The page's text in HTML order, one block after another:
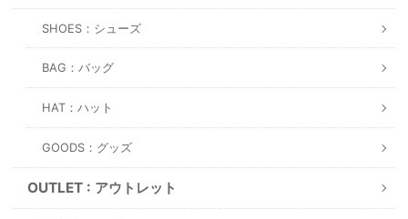
SHOES：シューズ
BAG：バッグ
HAT：ハット
GOODS：グッズ
OUTLET : アウトレット